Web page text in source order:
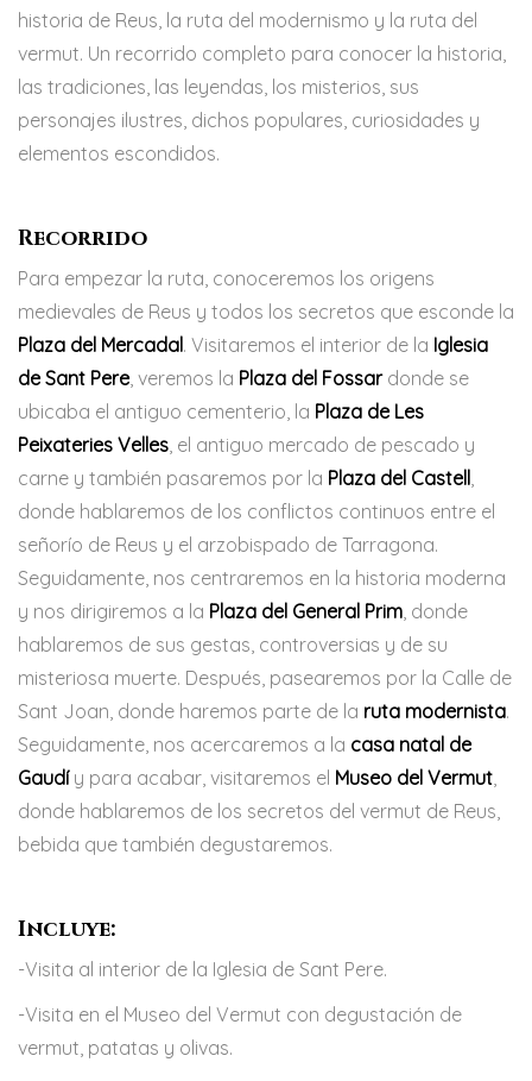
historia de Reus, la ruta del modernismo y la ruta del
vermut. Un recorrido completo para conocer la historia,
las tradiciones, las leyendas, los misterios, sus
personajes ilustres, dichos populares, curiosidades y
elementos escondidos.
Recorrido
Para empezar la ruta, conoceremos los origens
medievales de Reus y todos los secretos que esconde la
Plaza del Mercadal. Visitaremos el interior de la Iglesia
de Sant Pere, veremos la Plaza del Fossardonde se
ubicaba el antiguo cementerio, la Plaza de Les
Peixateries Velles, el antiguo mercado de pescado y
carne y también pasaremos por la Plaza del Castell,
donde hablaremos de los conflictos continuos entre el
señorío de Reus y el arzobispado de Tarragona.
Seguidamente, nos centraremos en la historia moderna
y nos dirigiremos a la Plaza del General Prim, donde
hablaremos de sus gestas, controversias y de su
misteriosa muerte. Después, pasearemos por la Calle de
Sant Joan, donde haremos parte de la ruta modernista.
Seguidamente, nos acercaremos a la casa natal de
Gaudíy para acabar, visitaremos el Museo del Vermut,
donde hablaremos de los secretos del vermut de Reus,
bebida que también degustaremos.
Incluye:
-Visita al interior de la Iglesia de Sant Pere.
-Visita en el Museo del Vermut con degustación de
vermut, patatas y olivas.